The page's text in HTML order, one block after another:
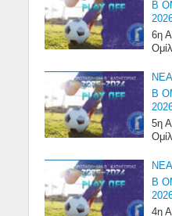
Β
6η
NEA
Β
5η
NEA
Β
4η